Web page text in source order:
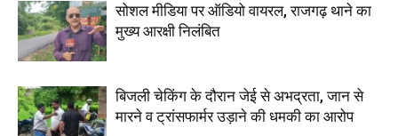
सोशल मीडिया पर ऑडियो वायरल, राजगढ़ थाने का
मुख्य आरक्षी निलंबित
बिजली चेकिंग के दौरान जेई से अभद्रता, जान से
मारने व ट्रांसफार्मर उड़ाने की धमकी का आरोप